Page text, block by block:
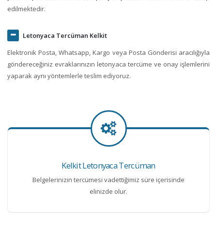
edilmektedir.
Letonyaca Tercüman Kelkit
Elektronik Posta, Whatsapp, Kargo veya Posta Gönderisi aracılığıyla
göndereceğiniz evraklarınızın letonyaca tercüme ve onay işlemlerini
yaparak aynı yöntemlerle teslim ediyoruz.
Kelkit Letonyaca Tercüman
Belgelerinizin tercümesi vadettiğimiz süre içerisinde
elinizde olur.